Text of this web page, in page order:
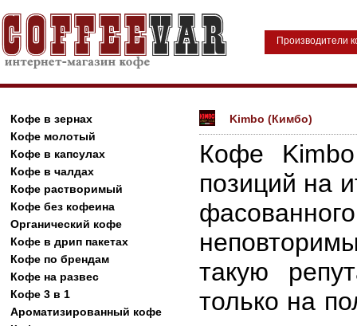
Производители
Кофе в зернах
Кофе молотый
Кофе в капсулах
Кофе в чалдах
Кофе растворимый
Кофе без кофеина
Органический кофе
Кофе в дрип пакетах
Кофе по брендам
Кофе на развес
Кофе 3 в 1
Ароматизированный кофе
Kimbo (Кимбо)
Кофе
позиций на
такую
только на